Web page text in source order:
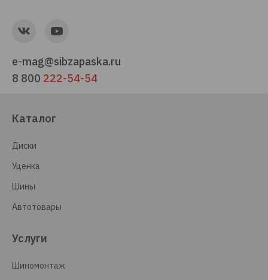
e-mag@sibzapaska.ru
8 800 222-54-54
Каталог
Диски
Уценка
Шины
Автотовары
Услуги
Шиномонтаж